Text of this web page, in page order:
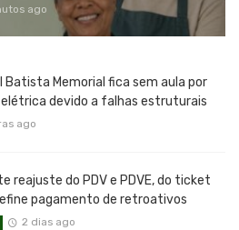
ago
Batista Memorial fica sem aula por
devido a falhas estruturais
ago
reajuste do PDV e PDVE, do ticket
pagamento de retroativos
2 dias ago